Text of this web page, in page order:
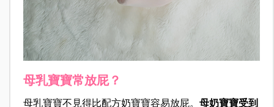
母乳寶寶常放屁？
母乳寶寶不見得比配方奶寶寶容易放屁。 母奶寶寶受到